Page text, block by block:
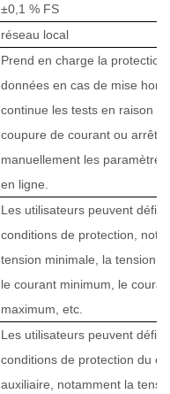
±0,1 % FS
réseau local
Prend en charge la protection
données en cas de mise hors
continue les tests en raison
coupure de courant ou arrête
manuellement les
en ligne.
Les utilisateurs peuvent
conditions de protection,
tension minimale, la tension
le courant minimum, le
maximum, etc.
Les utilisateurs peuvent
conditions de protection du
auxiliaire, notamment la